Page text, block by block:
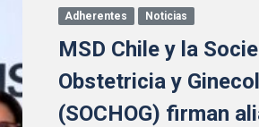
Adherentes Noticias
MSD Chile y la
Obstetricia y
(SOCHOG) firman